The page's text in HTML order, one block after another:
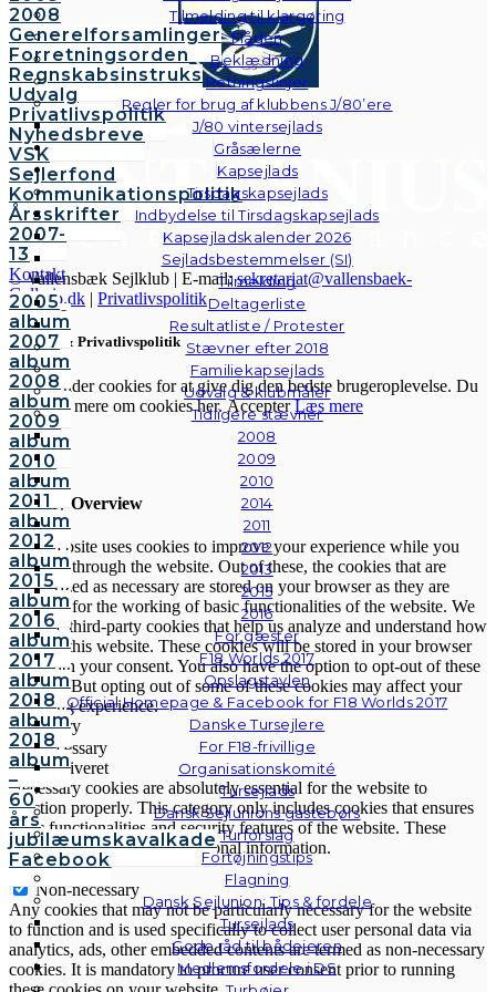
Tilmelding til klargøring
Flåden
Beklædning
Retningslinjer
Regler for brug af klubbens J/80’ere
J/80 vintersejlads
Gråsælerne
Kapsejlads
Tirsdagskapsejlads
Indbydelse til Tirsdagskapsejlads
Kapsejladskalender 2026
Sejladsbestemmelser (SI)
Tilmelding
Deltagerliste
Resultatliste / Protester
Stævner efter 2018
Familiekapsejlads
Udvalg & klubmåler
Tidligere stævner
2008
2009
2010
2014
2011
2012
2013
2015
2016
For gæster
F18 Worlds 2017
Opslagstavlen
Official Homepage & Facebook for F18 Worlds 2017
Danske Tursejlere
For F18-frivillige
Organisationskomité
Tursejlads
Dansk Sejlunions gastebørs
Turforslag
Fortøjningstips
Flagning
Dansk Sejlunion: Tips & fordele
Tursejlads
Gode råd til bådejeren
Medlemsfordele i DS
2008
Generelforsamlinger
Forretningsorden
Regnskabsinstruks
Udvalg
Privatlivspolitik
Nyhedsbreve
VSK
Sejlerfond
Kommunikationspolitik
Årsskrifter
2007-
13
Kontakt
Galleri
Andre
fotos
2005
album
2007
album
2008
album
2009
album
2010
album
2011
album
2012
album
2015
album
2016
album
2017
album
2018
album
2018
album
–
60
års
jubilæumskavalkade
Facebook
© Vallensbæk Sejlklub | E-mail:sekretariat@vallensbaek-
sejlklub.dk | Privatlivspolitik
Cookies & Privatlivspolitik
Vi anvender cookies for at give dig den bedste brugeroplevelse. Du
kan læse mere om cookies her.Accepter Læs mere
Luk
Privacy Overview
This website uses cookies to improve your experience while you
navigate through the website. Out of these, the cookies that are
categorized as necessary are stored on your browser as they are
essential for the working of basic functionalities of the website. We
also use third-party cookies that help us analyze and understand how
you use this website. These cookies will be stored in your browser
only with your consent. You also have the option to opt-out of these
cookies. But opting out of some of these cookies may affect your
browsing experience.
Necessary
Necessary
Altid aktiveret
Necessary cookies are absolutely essential for the website to
function properly. This category only includes cookies that ensures
basic functionalities and security features of the website. These
cookies do not store any personal information.
Non-necessary
Non-necessary
Any cookies that may not be particularly necessary for the website
to function and is used specifically to collect user personal data via
analytics, ads, other embedded contents are termed as non-necessary
cookies. It is mandatory to procure user consent prior to running